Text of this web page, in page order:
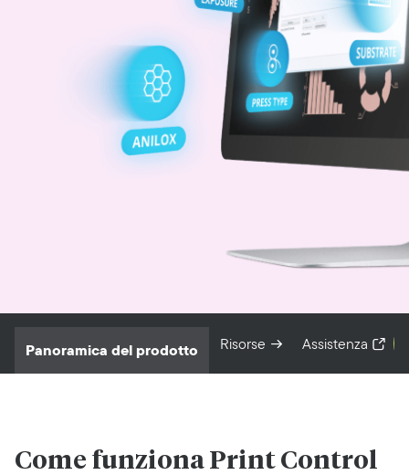
Panoramica del prodotto Risorse Assistenza
Come funziona Print Control